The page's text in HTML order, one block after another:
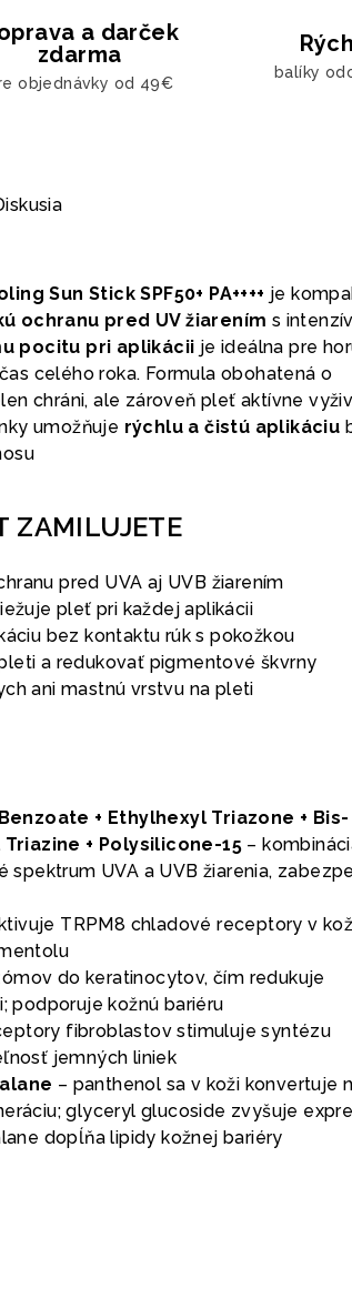
a darček
zdarma
objednávky od 49€
balíky
Sun Stick SPF50+ PA++++ je
ochranu pred UV žiarením s
pocitu pri aplikácii je ideálna pre
celého roka. Formula obohatená o
chráni, ale zároveň pleť aktívne
umožňuje rýchlu a čistú aplikáciu
ZAMILUJETE
pred UVA aj UVB žiarením
pleť pri každej aplikácii
bez kontaktu rúk s pokožkou
a redukovať pigmentové škvrny
ani mastnú vrstvu na pleti
+ Ethylhexyl Triazone + Bis-
+ Polysilicone-15 –
UVA a UVB žiarenia,
TRPM8 chladové receptory v
do keratinocytov, čím redukuje
podporuje kožnú bariéru
fibroblastov stimuluje syntézu
jemných liniek
– panthenol sa v koži konvertuje
glyceryl glucoside zvyšuje
dopĺňa lipidy kožnej bariéry